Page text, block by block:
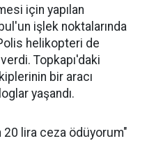
için yapılan
işlek noktalarında
helikopteri de
Topkapı'daki
bir aracı
yaşandı.
lira ceza ödüyorum"